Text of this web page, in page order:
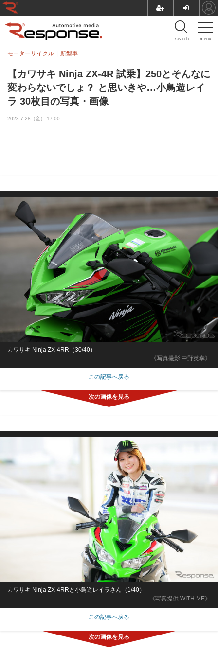
menu
search
【カワサキ Ninja ZX-4R 試乗】250とそんなに
変わらないでしょ？ と思いきや…小鳥遊レイ
ラ 30枚目の写真・画像
モーターサイクル 新型車
2023.7.28（金） 17:00
《写真撮影 中野英幸》
カワサキ Ninja ZX-4RR（30/40）
この記事へ戻る
《写真提供 WITH ME》
カワサキ Ninja ZX-4RRと小鳥遊レイラさん（1/40）
この記事へ戻る